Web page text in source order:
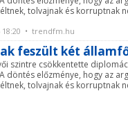
tolvajnak és korruptnak
18:20 • trendfm.hu
feszült két
szintre csökkentette
döntés előzménye, hogy az
tolvajnak és korruptnak